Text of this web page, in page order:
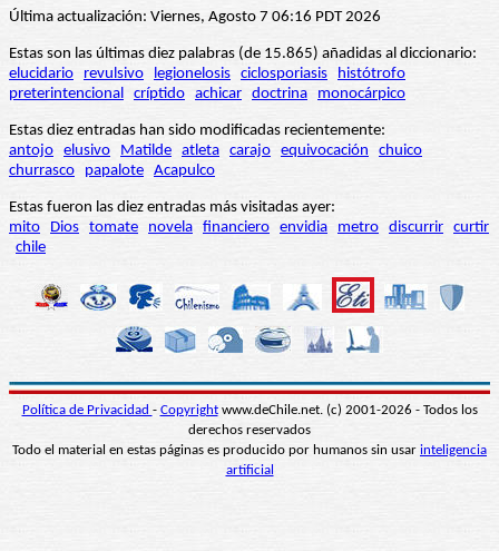
Última actualización: Viernes, Agosto 7 06:16 PDT 2026
Estas son las últimas diez palabras (de 15.865) añadidas al diccionario:
elucidario
revulsivo legionelosis ciclosporiasis
histótrofo
preterintencional críptido achicar doctrina monocárpico
Estas diez entradas han sido modificadas recientemente:
antojo elusivo Matilde atleta carajo equivocación
chuico
churrasco
papalote Acapulco
Estas fueron las diez entradas más visitadas ayer:
mito
Dios tomate novela financiero envidia metro discurrir curtir
chile
Política de Privacidad - Copyrightwww.deChile.net. (c) 2001-2026 - Todos los
derechos reservados
Todo el material en estas páginas es producido por humanos sin usar inteligencia
artificial